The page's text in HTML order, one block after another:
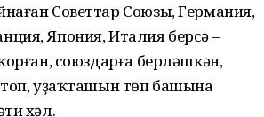
Советтар Союзы, Германия,
Япония, Италия берсә –
союздарға берләшкән,
уҙаҡташын төп башына
хәл.